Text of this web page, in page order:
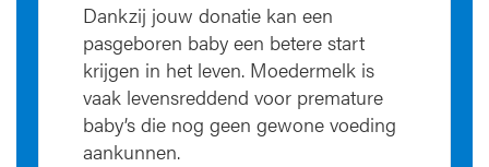
Dankzij jouw donatie kan een
pasgeboren baby een betere start
krijgen in het leven. Moedermelk is
vaak levensreddend voor premature
baby’s die nog geen gewone voeding
aankunnen.